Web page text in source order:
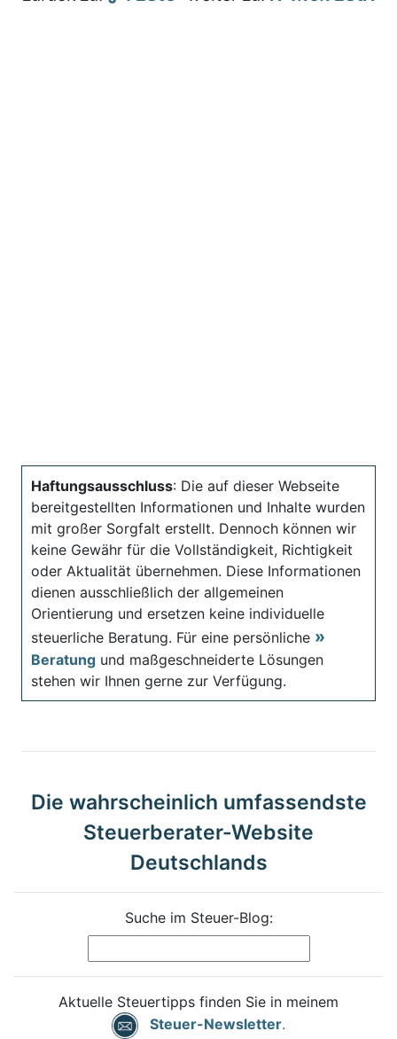
Haftungsausschluss: Die auf dieser Webseite
bereitgestellten Informationen und Inhalte wurden
mit großer Sorgfalt erstellt. Dennoch können wir
keine Gewähr für die Vollständigkeit, Richtigkeit
oder Aktualität übernehmen. Diese Informationen
dienen ausschließlich der allgemeinen
Orientierung und ersetzen keine individuelle
steuerliche Beratung. Für eine persönliche
Beratung und maßgeschneiderte Lösungen
stehen wir Ihnen gerne zur Verfügung.
Die wahrscheinlich umfassendste
Steuerberater-Website
Deutschlands
Suche im Steuer-Blog:
Aktuelle Steuertipps finden Sie in meinem
Steuer-Newsletter.